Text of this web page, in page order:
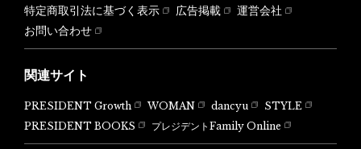
特定商取引法に基づく表示
広告掲載
運営会社
お問い合わせ
関連サイト
PRESIDENT Growth WOMAN dancyu
STYLE
PRESIDENT BOOKS
プレジデントFamily Online